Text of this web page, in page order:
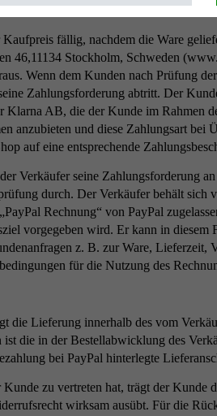
abrufbar.
fällig, nachdem die Ware
46,11134 Stockholm, Schweden
Wenn dem Kunden nach Prüfung
Zahlungsforderung abtritt. Der
AB, die der Kunde im Rahmen
anzubieten und diese Zahlungsart
auf eine entsprechende
Verkäufer seine Zahlungsforderung
durch. Der Verkäufer behält sich
Rechnung“ von PayPal
vorgegeben wird. Er kann in
z. B. zur Ware,
für die Nutzung des
die Lieferung innerhalb des vom
die in der Bestellabwicklung des
bei PayPal hinterlegte
zu vertreten hat, trägt der
wirksam ausübt. Für die